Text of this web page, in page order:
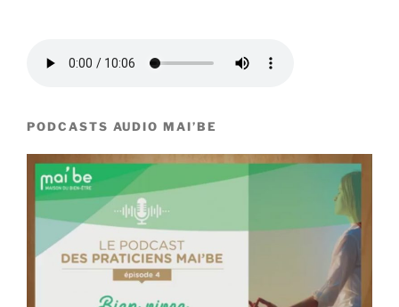
PODCASTS AUDIO MAI’BE